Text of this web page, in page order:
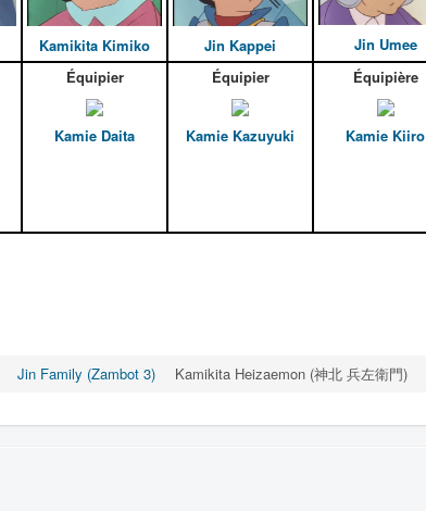
Kamikita Kimiko Jin Kappei Jin Umee
Équipier
Kamie Daita
Équipier
Kamie Kazuyuki
Équipière
Kamie Kiiro
Jin Family (Zambot 3) Kamikita Heizaemon (神北 兵左衛門)